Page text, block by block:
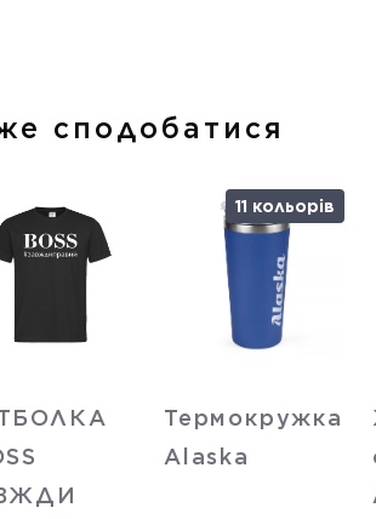
сподобатися
11 кольорів
Термокружка
Alaska